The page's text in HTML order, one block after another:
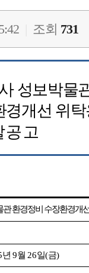
조회 731
성보박물
경개선 위
공고
관 환경정비 수장환경개
년 9월 26일(금)